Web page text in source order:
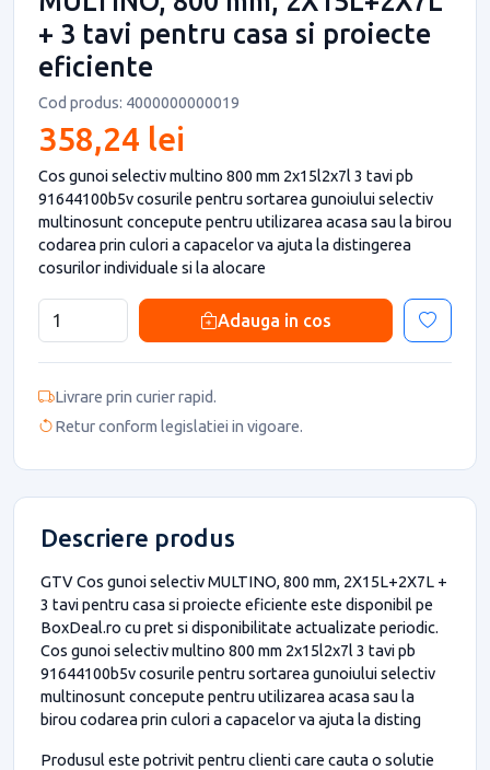
+ 3 tavi pentru casa si proiecte
eficiente
Cod produs: 4000000000019
358,24 lei
Cos gunoi selectiv multino 800 mm 2x15l2x7l 3 tavi pb
91644100b5v cosurile pentru sortarea gunoiului selectiv
multinosunt concepute pentru utilizarea acasa sau la birou
codarea prin culori a capacelor va ajuta la distingerea
cosurilor individuale si la alocare
Adauga in cos
Livrare prin curier rapid.
Retur conform legislatiei in vigoare.
Descriere produs
GTV Cos gunoi selectiv MULTINO, 800 mm, 2X15L+2X7L +
3 tavi pentru casa si proiecte eficiente este disponibil pe
BoxDeal.ro cu pret si disponibilitate actualizate periodic.
Cos gunoi selectiv multino 800 mm 2x15l2x7l 3 tavi pb
91644100b5v cosurile pentru sortarea gunoiului selectiv
multinosunt concepute pentru utilizarea acasa sau la
birou codarea prin culori a capacelor va ajuta la disting
Produsul este potrivit pentru clienti care cauta o solutie